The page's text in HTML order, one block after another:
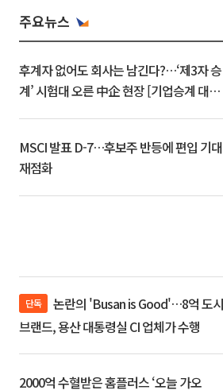
주요뉴스
후계자 없어도 회사는 남긴다?…‘제3자 승
계’ 시험대 오른 中企 현장 [기업승계 대전
MSCI 발표 D-7…후보주 반등에 편입 기대
재점화
단독
브랜드, 용산 대통령실 CI 업체가 수행
2000억 수혈받은 홈플러스 ‘오늘 가오